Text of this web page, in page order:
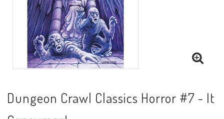
Dungeon Crawl Classics Horror #7 - It